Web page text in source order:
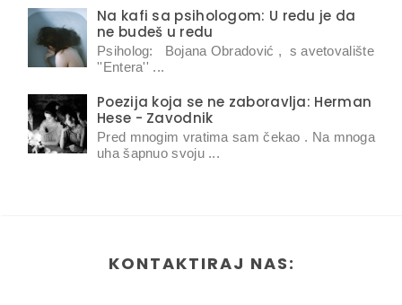
Na kafi sa psihologom: U redu je da
ne budeš u redu
Psiholog: Bojana Obradović , s avetovalište
''Entera'' ...
Poezija koja se ne zaboravlja: Herman
Hese - Zavodnik
Pred mnogim vratima sam čekao . Na mnoga
uha šapnuo svoju ...
KONTAKTIRAJ NAS: